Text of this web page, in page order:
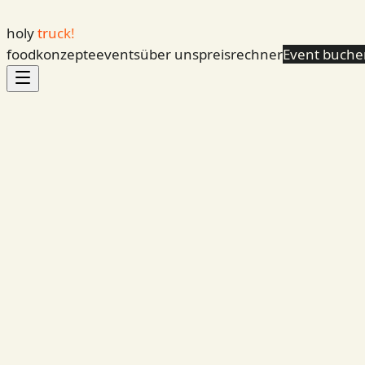
holytruck!
foodkonzepteeventsüber unspreisrechnerEvent